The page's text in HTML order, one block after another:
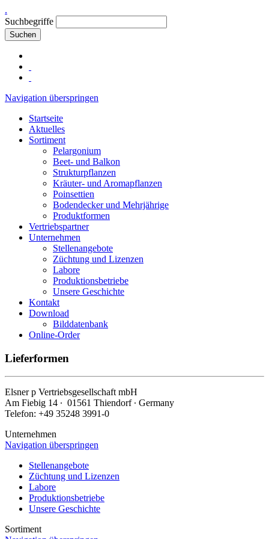
.
Suchbegriffe
Suchen
Navigation überspringen
Startseite
Aktuelles
Sortiment
Pelargonium
Beet- und Balkon
Strukturpflanzen
Kräuter- und Aromapflanzen
Poinsettien
Bodendecker und Mehrjährige
Produktformen
Vertriebspartner
Unternehmen
Stellenangebote
Züchtung und Lizenzen
Labore
Produktionsbetriebe
Unsere Geschichte
Kontakt
Download
Bilddatenbank
Online-Order
Lieferformen
Elsnerp Vertriebsgesellschaft mbH
Am Fiebig 14 ∙ 01561 Thiendorf ∙ Germany
Telefon: +49 35248 3991-0
Unternehmen
Navigation überspringen
Stellenangebote
Züchtung und Lizenzen
Labore
Produktionsbetriebe
Unsere Geschichte
Sortiment